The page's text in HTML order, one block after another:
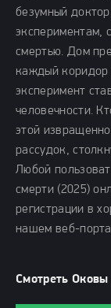
безумный
экспериментам,
смертью. Дом
каждый коридор
эксперимент
человечности.
этой
рассудок,
Любой
смерти (2025)
регистрации в
нашем веб-
Смотреть